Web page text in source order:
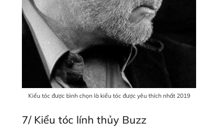
Kiểu tóc được bình chọn là kiểu tóc được yêu thích nhất 2019
7/ Kiểu tóc lính thủy Buzz